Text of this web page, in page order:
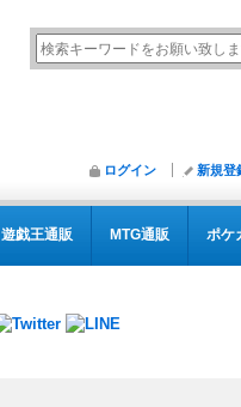
ログイン 新規登
遊戯王通販 MTG通販 ポケ